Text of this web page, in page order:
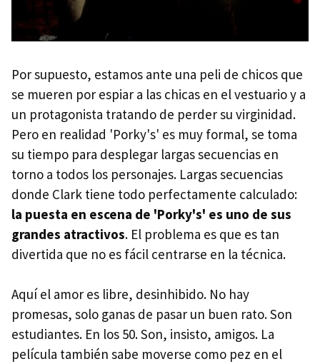
Por supuesto, estamos ante una peli de chicos que
se mueren por espiar a las chicas en el vestuario y a
un protagonista tratando de perder su virginidad.
Pero en realidad 'Porky's' es muy formal, se toma
su tiempo para desplegar largas secuencias en
torno a todos los personajes. Largas secuencias
donde Clark tiene todo perfectamente calculado:
la puesta en escena de 'Porky's' es uno de sus
grandes atractivos. El problema es que es tan
divertida que no es fácil centrarse en la técnica.
Aquí el amor es libre, desinhibido. No hay
promesas, solo ganas de pasar un buen rato. Son
estudiantes. En los 50. Son, insisto, amigos. La
película también sabe moverse como pez en el